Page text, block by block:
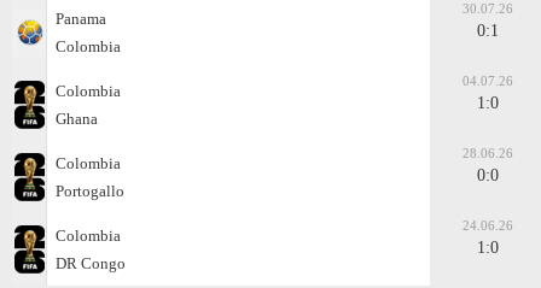
Panama
Colombia
30.07.26
0:1
Colombia
Ghana
04.07.26
1:0
Colombia
Portogallo
28.06.26
0:0
Colombia
DR Congo
24.06.26
1:0